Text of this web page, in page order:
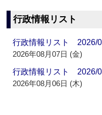
行政情報リスト
行政情報リスト 2026/
2026年08月07日 (金)
行政情報リスト 2026/
2026年08月06日 (木)